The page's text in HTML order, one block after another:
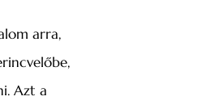
arra,
Azt a